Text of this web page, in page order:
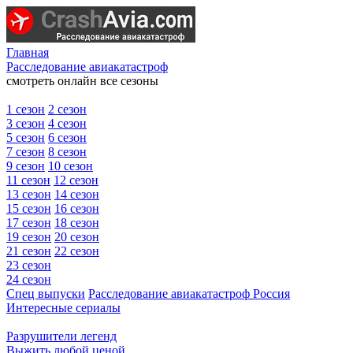
Главная
Расследование авиакатастроф
смотреть онлайн все сезоны
1 сезон 2 сезон
3 сезон 4 сезон
5 сезон 6 сезон
7 сезон 8 сезон
9 сезон 10 сезон
11 сезон 12 сезон
13 сезон 14 сезон
15 сезон 16 сезон
17 сезон 18 сезон
19 сезон 20 сезон
21 сезон 22 сезон
23 сезон
24 сезон
Спец выпуски Расследование авиакатастроф Россия
Интересные сериалы
Разрушители легенд
Выжить любой ценой